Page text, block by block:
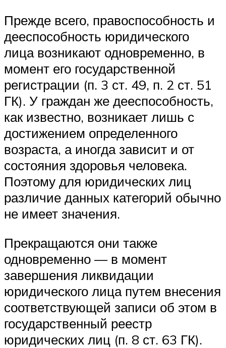
Прежде всего, правоспособность и
дееспособность юридического
лица возникают одновременно, в
момент его государственной
регист­рации (п. 3 ст. 49, п. 2 ст. 51
ГК). У граждан же дееспособность,
как известно, возникает лишь с
достижением определенного
возраста, а иногда зависит и от
состояния здоровья человека.
Поэтому для юри­дических лиц
различие данных категорий обычно
не имеет значения.
Прекращаются они также
одновременно — в момент
завершения лик­видации
юридического лица путем внесения
соответствующей записи об этом в
государственный реестр
юридических лиц (п. 8 ст. 63 ГК).